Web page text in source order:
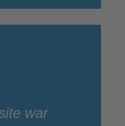
war